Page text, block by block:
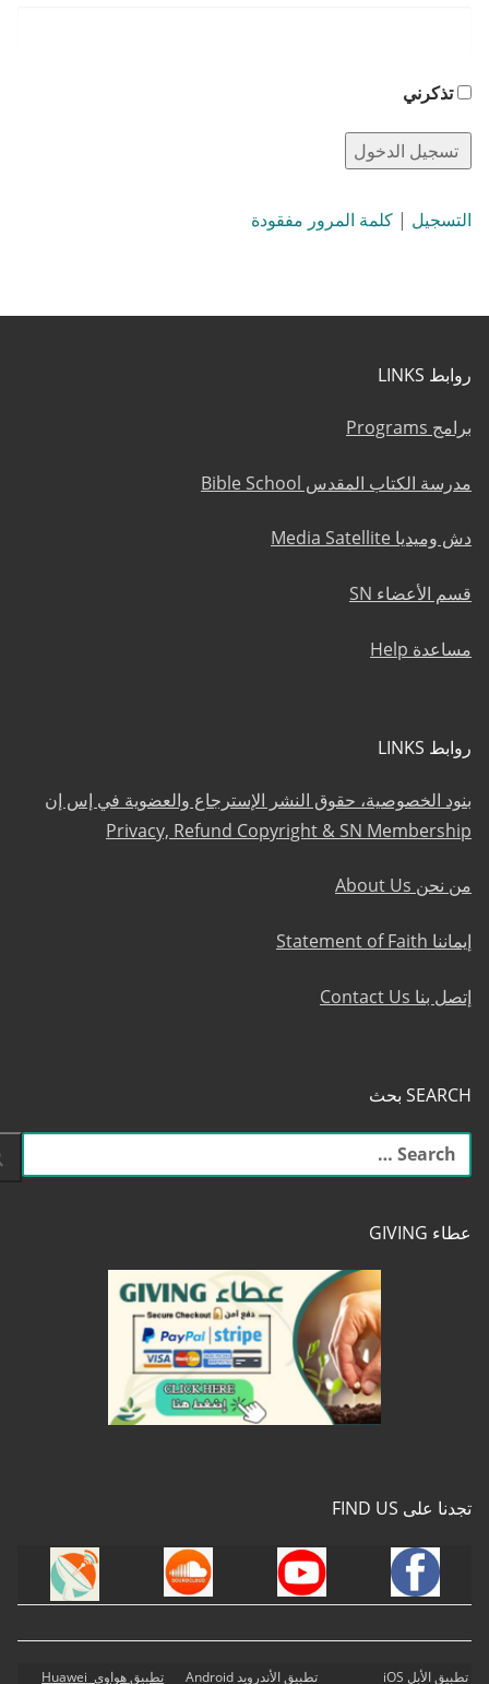
تذكرني
التسجيل | كلمة المرور مفقودة
روابط LINKS
برامج Programs
مدرسة الكتاب المقدس Bible School
دش وميديا Media Satellite
قسم الأعضاء SN
مساعدة Help
روابط LINKS
بنود الخصوصية، حقوق النشر الإسترجاع والعضوية في إس إن
Privacy, Refund Copyright & SN Membership
من نحن About Us
إيماننا Statement of Faith
إتصل بنا Contact Us
SEARCH بحث
البحث
عن:
عطاء GIVING
تجدنا على FIND US
تطبيق الأبل iOS تطبيق الأندرويد Android تطبيق هواوي Huawei